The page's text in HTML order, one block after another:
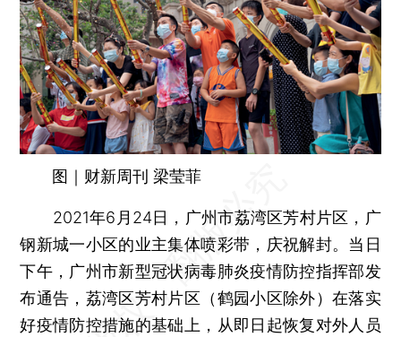
图｜财新周刊 梁莹菲
2021年6月24日，广州市荔湾区芳村片区，广
钢新城一小区的业主集体喷彩带，庆祝解封。当日
下午，广州市新型冠状病毒肺炎疫情防控指挥部发
布通告，荔湾区芳村片区（鹤园小区除外）在落实
好疫情防控措施的基础上，从即日起恢复对外人员